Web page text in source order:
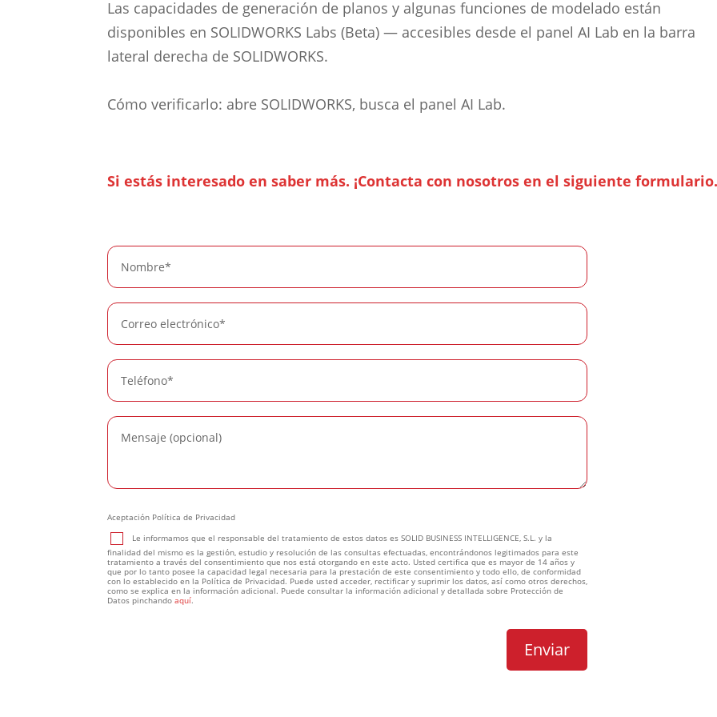
Las capacidades de generación de planos y algunas funciones de modelado están
disponibles en SOLIDWORKS Labs (Beta) — accesibles desde el panel AI Lab en la barra
lateral derecha de SOLIDWORKS.
Cómo verificarlo: abre SOLIDWORKS, busca el panel AI Lab.
Si estás interesado en saber más. ¡Contacta con nosotros en el siguiente
Aceptación Política de Privacidad
Le informamos que el responsable del tratamiento de estos datos es SOLID BUSINESS INTELLIGENCE, S.L. y la
finalidad del mismo es la gestión, estudio y resolución de las consultas efectuadas, encontrándonos legitimados para este
tratamiento a través del consentimiento que nos está otorgando en este acto. Usted certifica que es mayor de 14 años y
que por lo tanto posee la capacidad legal necesaria para la prestación de este consentimiento y todo ello, de conformidad
con lo establecido en la Política de Privacidad. Puede usted acceder, rectificar y suprimir los datos, así como otros derechos,
como se explica en la información adicional. Puede consultar la información adicional y detallada sobre Protección de
Datos pinchandoaquí.